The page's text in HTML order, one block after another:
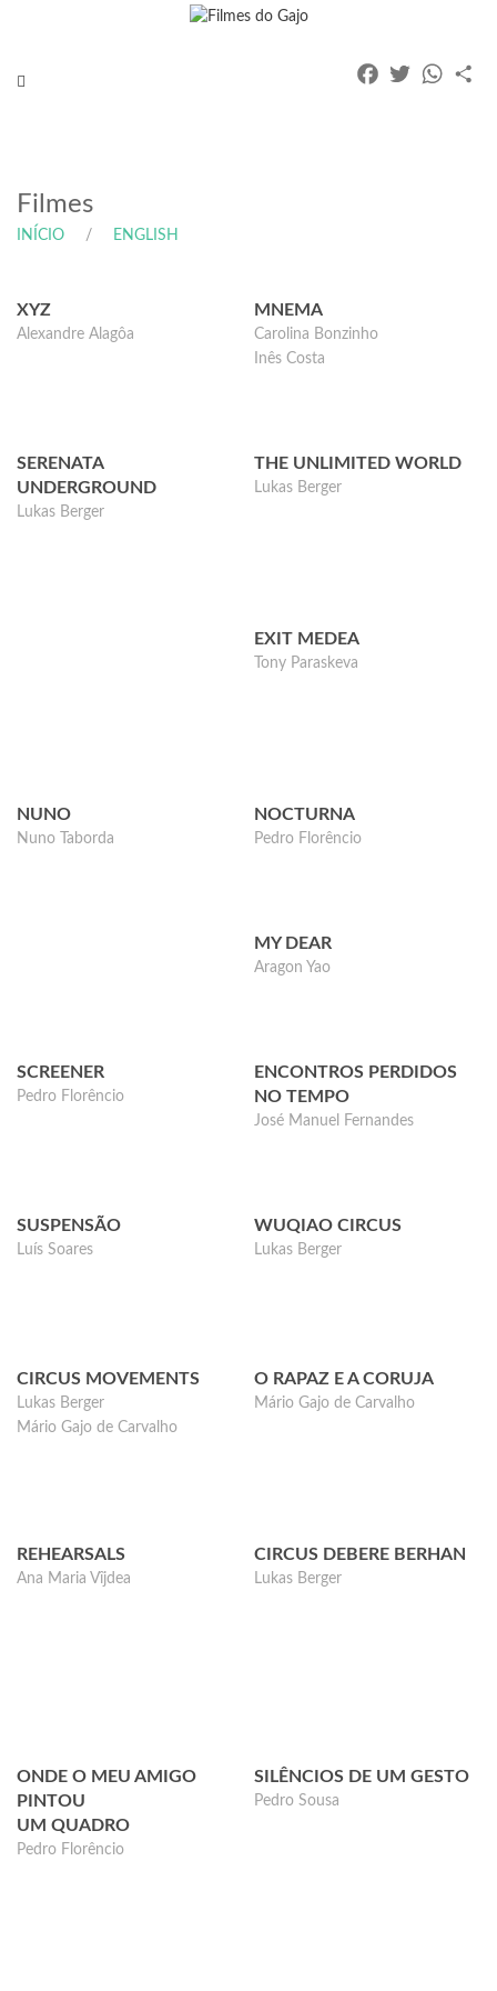
Toggle
FacebookTwitter
Filmes
INÍCIO ENGLISH
XYZ
Alexandre Alagôa
MNEMA
Carolina Bonzinho
Inês Costa
SERENATA
UNDERGROUND
Lukas Berger
THE UNLIMITED WORLD
Lukas Berger
EXIT MEDEA
Tony Paraskeva
NUNO
Nuno Taborda
NOCTURNA
Pedro Florêncio
MY DEAR
Aragon Yao
SCREENER
Pedro Florêncio
ENCONTROS PERDIDOS
NO TEMPO
José Manuel Fernandes
SUSPENSÃO
Luís Soares
WUQIAO CIRCUS
Lukas Berger
CIRCUS MOVEMENTS
Lukas Berger
Mário Gajo de Carvalho
O RAPAZ E A CORUJA
Mário Gajo de Carvalho
REHEARSALS
Ana Maria Vîjdea
CIRCUS DEBERE BERHAN
Lukas Berger
ONDE O MEU AMIGO
PINTOU
UM QUADRO
Pedro Florêncio
SILÊNCIOS DE UM GESTO
Pedro Sousa